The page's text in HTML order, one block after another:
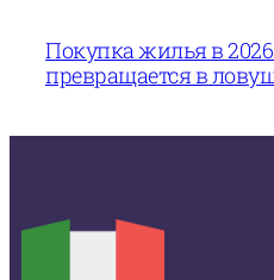
Покупка жилья в
превращается в